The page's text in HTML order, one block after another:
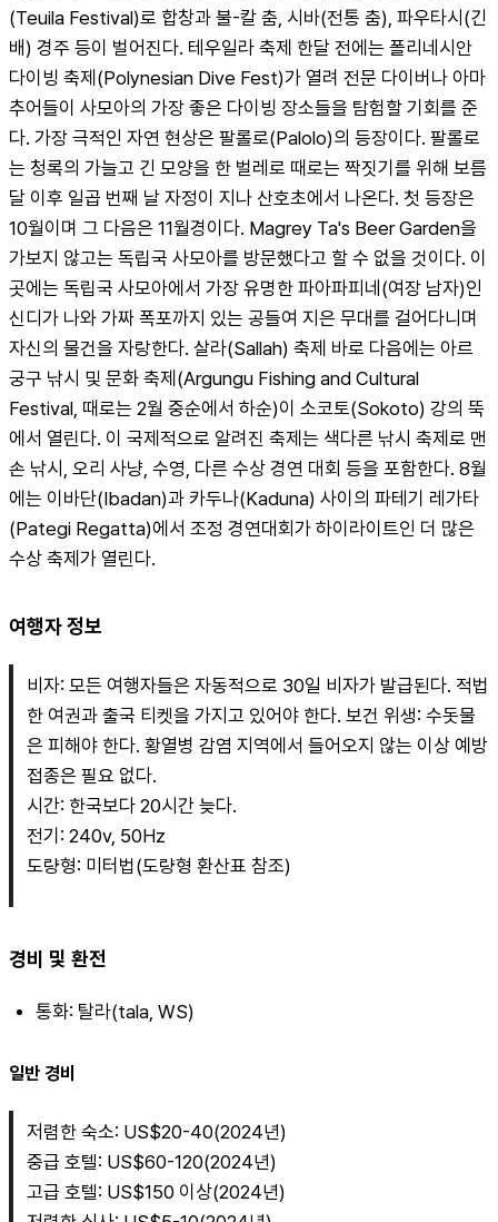
(Teuila Festival)로 합창과 불-칼 춤, 시바(전통 춤), 파우타시(긴
배) 경주 등이 벌어진다. 테우일라 축제 한달 전에는 폴리네시안
다이빙 축제(Polynesian Dive Fest)가 열려 전문 다이버나 아마
추어들이 사모아의 가장 좋은 다이빙 장소들을 탐험할 기회를 준
다. 가장 극적인 자연 현상은 팔롤로(Palolo)의 등장이다. 팔롤로
는 청록의 가늘고 긴 모양을 한 벌레로 때로는 짝짓기를 위해 보름
달 이후 일곱 번째 날 자정이 지나 산호초에서 나온다. 첫 등장은
10월이며 그 다음은 11월경이다. Magrey Ta's Beer Garden을
가보지 않고는 독립국 사모아를 방문했다고 할 수 없을 것이다. 이
곳에는 독립국 사모아에서 가장 유명한 파아파피네(여장 남자)인
신디가 나와 가짜 폭포까지 있는 공들여 지은 무대를 걸어다니며
자신의 물건을 자랑한다. 살라(Sallah) 축제 바로 다음에는 아르
궁구 낚시 및 문화 축제(Argungu Fishing and Cultural
Festival, 때로는 2월 중순에서 하순)이 소코토(Sokoto) 강의 뚝
에서 열린다. 이 국제적으로 알려진 축제는 색다른 낚시 축제로 맨
손 낚시, 오리 사냥, 수영, 다른 수상 경연 대회 등을 포함한다. 8월
에는 이바단(Ibadan)과 카두나(Kaduna) 사이의 파테기 레가타
(Pategi Regatta)에서 조정 경연대회가 하이라이트인 더 많은
수상 축제가 열린다.
여행자 정보
비자: 모든 여행자들은 자동적으로 30일 비자가 발급된다. 적법
한 여권과 출국 티켓을 가지고 있어야 한다. 보건 위생: 수돗물
은 피해야 한다. 황열병 감염 지역에서 들어오지 않는 이상 예방
접종은 필요 없다.
시간: 한국보다 20시간 늦다.
전기: 240v, 50Hz
도량형: 미터법(도량형 환산표 참조)
경비 및 환전
통화: 탈라(tala, WS)
일반 경비
저렴한 숙소: US$20-40(2024년)
중급 호텔: US$60-120(2024년)
고급 호텔: US$150 이상(2024년)